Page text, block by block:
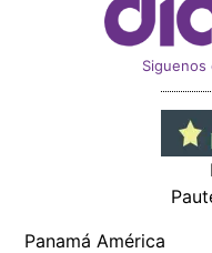
Siguenos
Panamá América